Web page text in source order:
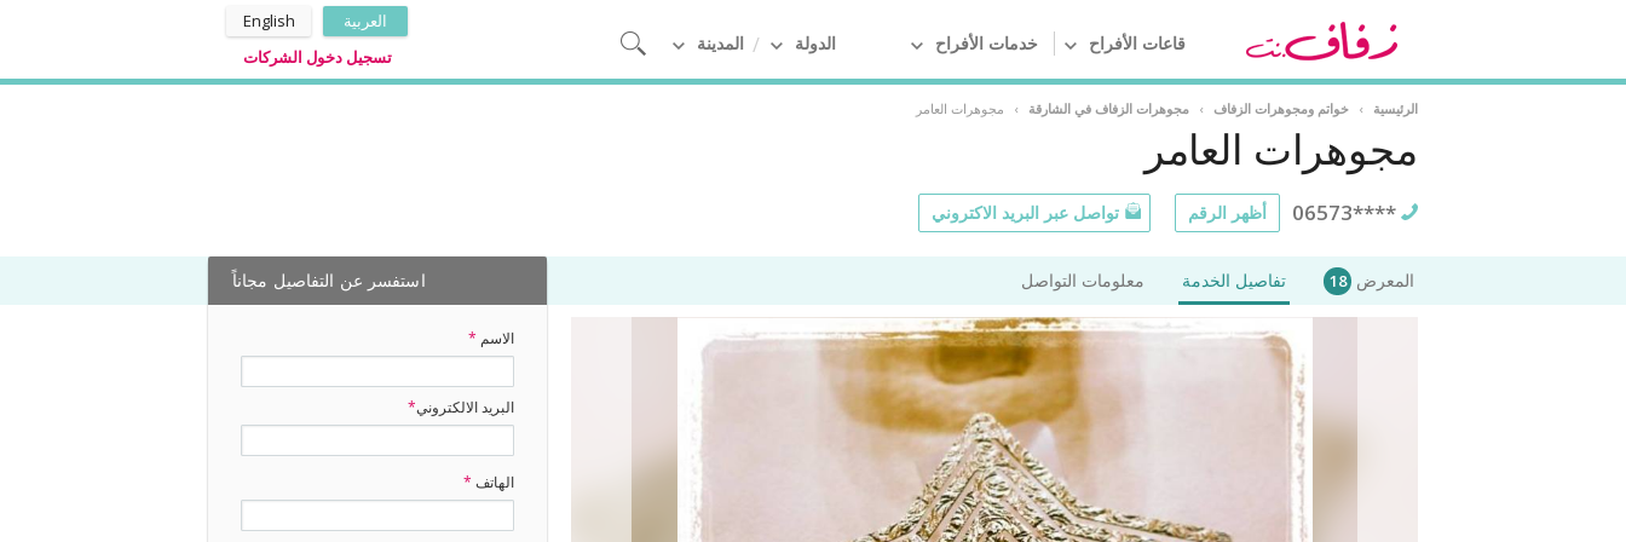
قاعات الأفراح خدمات الأفراح الدولة المدينة
العربية
English
تسجيل دخول الشركات
الرئيسية › خواتم ومجوهرات الزفاف › مجوهرات الزفاف في الشارقة › مجوهرات العامر
مجوهرات العامر
06573**** أظهر الرقم تواصل عبر البريد الاكتروني
المعرض 18 تفاصيل الخدمة معلومات التواصل استفسر عن التفاصيل مجاناً
الاسم *
البريد الالكتروني*
الهاتف *